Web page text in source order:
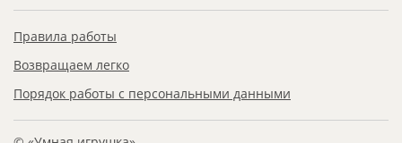
Правила работы
Возвращаем легко
Порядок работы с персональными данными